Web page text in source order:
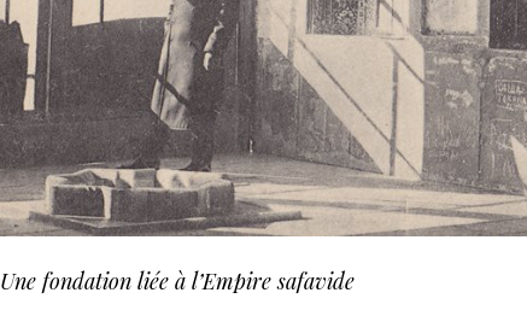
Une fondation liée à l’Empire safavide